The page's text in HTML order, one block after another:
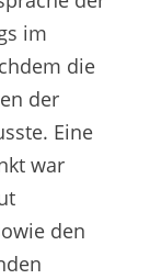
im
die
der
Eine
war
den